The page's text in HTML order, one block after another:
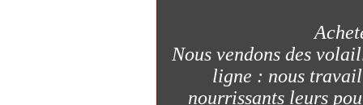
Nous vendons des
ligne : nous
nourrissants leurs